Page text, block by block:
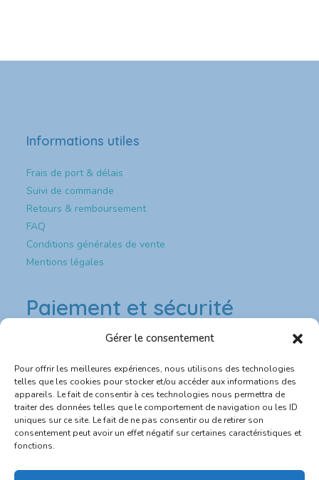
Gérer le consentement
Pour offrir les meilleures expériences, nous utilisons des technologies
telles que les cookies pour stocker et/ou accéder aux informations des
appareils. Le fait de consentir à ces technologies nous permettra de
traiter des données telles que le comportement de navigation ou les ID
uniques sur ce site. Le fait de ne pas consentir ou de retirer son
consentement peut avoir un effet négatif sur certaines caractéristiques et
fonctions.
Informations utiles
Frais de port & délais
Suivi de commande
Retours & remboursement
FAQ
Conditions générales de vente
Mentions légales
Paiement et sécurité
Paiement & sécurité
💳 Paiement sécurisé CB
🔐 Site protégé SSL
📦 Expédition rapide depuis la France
💬 Service client réactif